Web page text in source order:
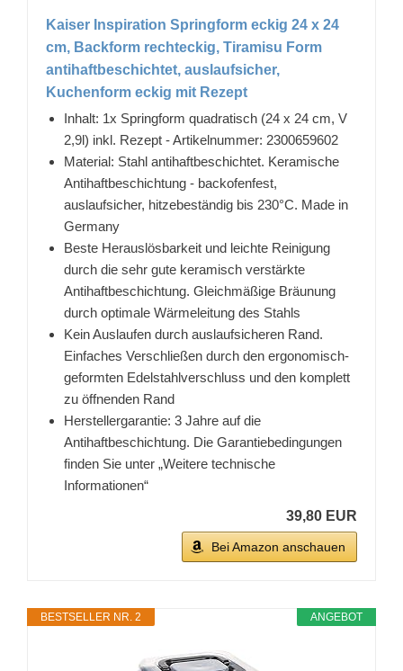
Kaiser Inspiration Springform eckig 24 x 24
cm, Backform rechteckig, Tiramisu Form
antihaftbeschichtet, auslaufsicher,
Kuchenform eckig mit Rezept
Inhalt: 1x Springform quadratisch (24 x 24 cm, V
2,9l) inkl. Rezept - Artikelnummer: 2300659602
Material: Stahl antihaftbeschichtet. Keramische
Antihaftbeschichtung - backofenfest,
auslaufsicher, hitzebeständig bis 230°C. Made in
Germany
Beste Herauslösbarkeit und leichte Reinigung
durch die sehr gute keramisch verstärkte
Antihaftbeschichtung. Gleichmäßige Bräunung
durch optimale Wärmeleitung des Stahls
Kein Auslaufen durch auslaufsicheren Rand.
Einfaches Verschließen durch den ergonomisch-
geformten Edelstahlverschluss und den komplett
zu öffnenden Rand
Herstellergarantie: 3 Jahre auf die
Antihaftbeschichtung. Die Garantiebedingungen
finden Sie unter „Weitere technische
Informationen“
39,80 EUR
Bei Amazon anschauen
ANGEBOT
BESTSELLER NR. 2